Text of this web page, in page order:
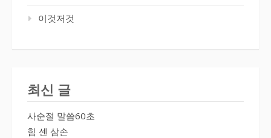
이것저것
최신 글
사순절 말씀60초
힘 센 삼손